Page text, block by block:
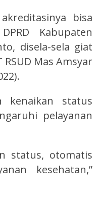
bisa
Kabupaten
disela-sela giat
Mas Amsyar
kenaikan status
pelayanan
status, otomatis
kesehatan,”